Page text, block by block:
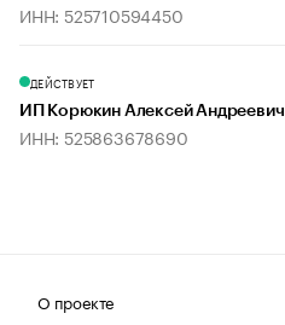
ИНН: 525710594450
ДЕЙСТВУЕТ
ИП Корюкин Алексей Андреевич
ИНН: 525863678690
О проекте